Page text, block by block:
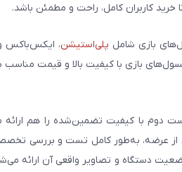
خرید کاربران کامل، راحت و مطمئن باشد.
بازی شامل پلی‌استیشن، ایکس‌باکس
بازی با کیفیت بالا و قیمت مناسب
دوم با کیفیت تضمین‌شده را هم ارائه
از عرضه، به‌طور کامل تست و بررسی
دستگاه و تصاویر واقعی آن ارائه